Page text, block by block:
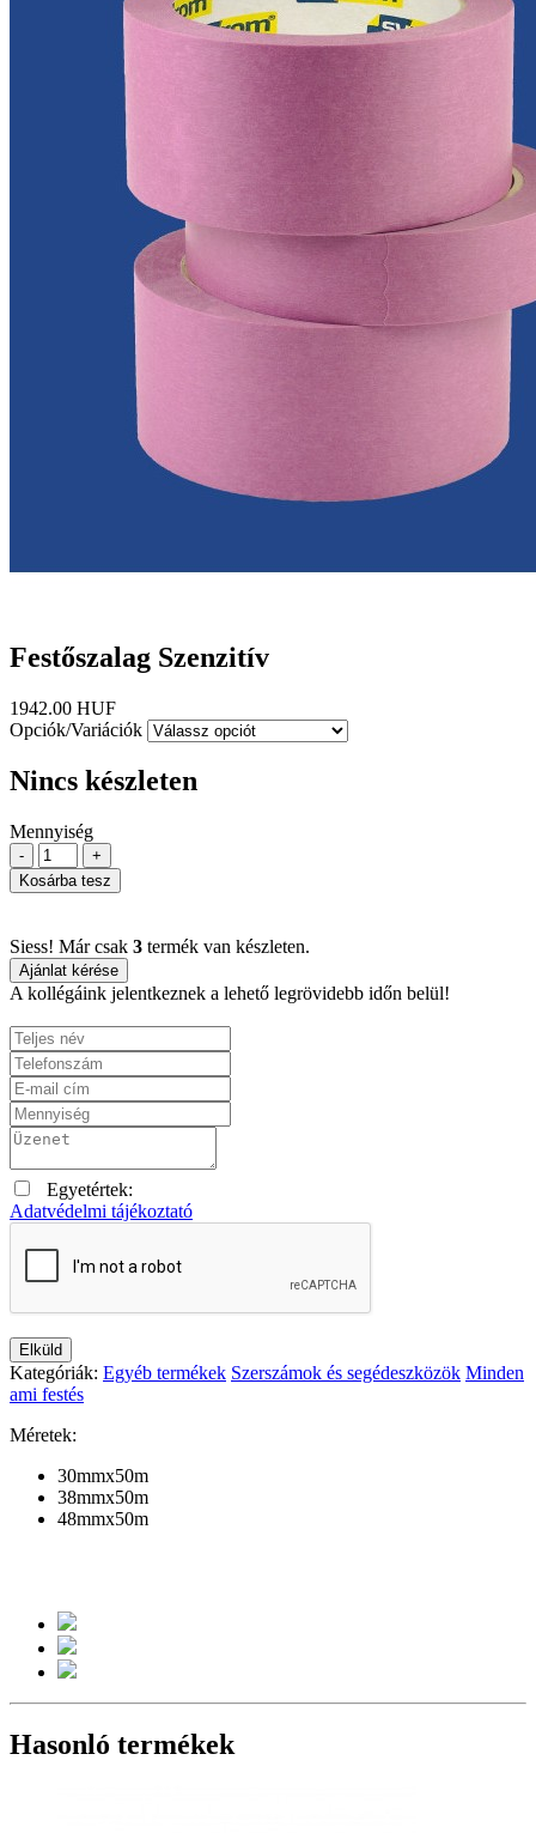
Festőszalag Szenzitív
1942.00 HUF
Opciók/Variációk
Nincs készleten
Mennyiség
-
+
Kosárba tesz
Siess! Már csak 3 termék van készleten.
Ajánlat kérése
A kollégáink jelentkeznek a lehető legrövidebb időn belül!
Egyetértek:
Adatvédelmi tájékoztató
Elküld
Kategóriák: Egyéb termékek Szerszámok és segédeszközök Minden
ami festés
Méretek:
30mmx50m
38mmx50m
48mmx50m
Hasonló termékek